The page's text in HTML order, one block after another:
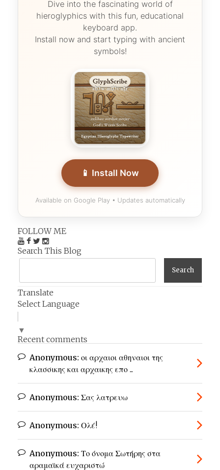
Dive into the fascinating world of
hieroglyphics with this fun, educational
keyboard app.
Install now and start typing with ancient
symbols!
📱 Install Now
Available on Google Play • Updates automatically
FOLLOW ME
Search This Blog
Translate
Select Language
▼
Recent comments
Anonymous: οι αρχαιοι αθηναιοι της
κλασσικης και αρχαικης επο ...
Anonymous: Σας λατρευω
Anonymous: Ολέ!
Anonymous: Το όνομα Σωτήρης στα
αραμαϊκά ευχαριστώ